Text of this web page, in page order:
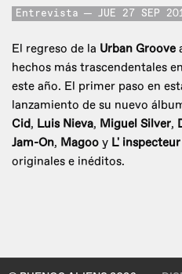
Entrevista JUE 27 SEP
El regreso de la Urban Groove
hechos más trascendentales
este año. El primer paso en
lanzamiento de su nuevo
Cid, Luis Nieva, Miguel Silver,
Jam-On, Magoo y L' inspecteur
originales e inéditos.